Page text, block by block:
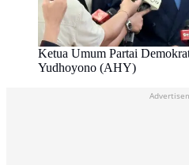
Ketua Umum Partai
Yudhoyono (AHY)